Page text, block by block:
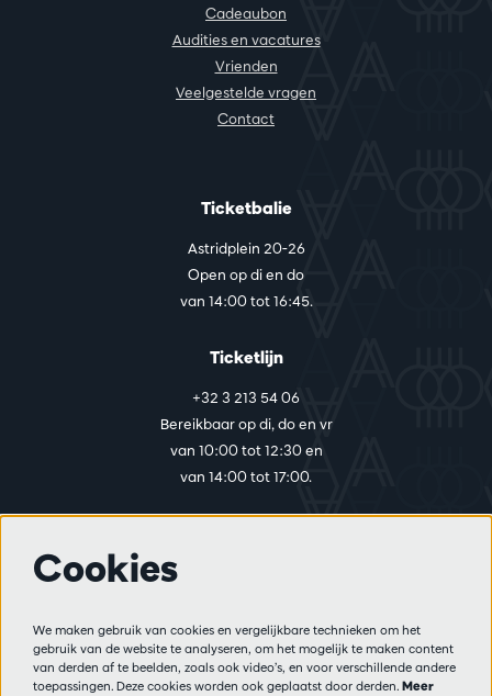
Cadeaubon
Audities en vacatures
Vrienden
Veelgestelde vragen
Contact
Ticketbalie
Astridplein 20-26
Open op di en do
van 14:00 tot 16:45.
Ticketlijn
+32 3 213 54 06
Bereikbaar op di, do en vr
van 10:00 tot 12:30 en
van 14:00 tot 17:00.
Privacy
Verkoopsvoorwaarden
Pers
Cookies
We maken gebruik van cookies en vergelijkbare technieken om het
gebruik van de website te analyseren, om het mogelijk te maken content
van derden af te beelden, zoals ook video’s, en voor verschillende andere
toepassingen. Deze cookies worden ook geplaatst door derden. Meer